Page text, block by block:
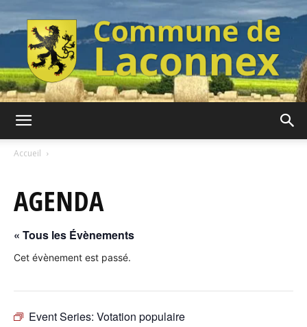
Laconnex
Accueil
AGENDA
« Tous les Évènements
Cet évènement est passé.
Event Series: Votation populaire